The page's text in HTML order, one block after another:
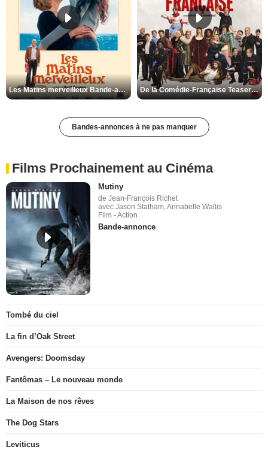
Les Matins merveilleux Bande-annonce VF De la Comédie-Française Teaser VF
Bandes-annonces à ne pas manquer
Films Prochainement au Cinéma
Mutiny
de Jean-François Richet
avec Jason Statham, Annabelle Wallis
Film - Action
Bande-annonce
Tombé du ciel
La fin d’Oak Street
Avengers: Doomsday
Fantômas – Le nouveau monde
La Maison de nos rêves
The Dog Stars
Leviticus